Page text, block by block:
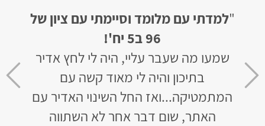
"הכי מומלץ בעולם!!! למדתי דרך אתר
ותוך פחות מחודש קיבלתי ציון
96 ב- 5 יחידות!
לפני שלמדתי עם מלומד היה לי ציון של
78 ב-4 יחידות. חבל שלא מביאים מורים
כאלה לבתי הספר!"